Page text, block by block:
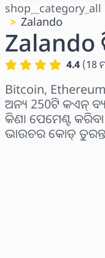
shop__category_all
Zalando
Zalando
4.4 (18
Bitcoin,
ଅନ୍ୟ 250ଟି କଏନ୍
କିଣ। ପେମେଣ୍ଟ
ଭାଉଚର କୋଡ୍